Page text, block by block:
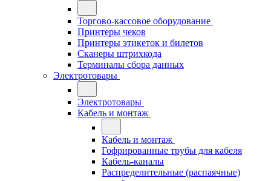
Торгово-кассовое оборудование
Принтеры чеков
Принтеры этикеток и билетов
Сканеры штрихкода
Терминалы сбора данных
Электротовары
Электротовары
Кабель и монтаж
Кабель и монтаж
Гофрированные трубы для кабеля
Кабель-каналы
Распределительные (распаячные)